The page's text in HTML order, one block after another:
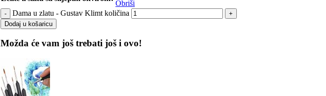
Obriši
Dama u zlatu - Gustav Klimt količina
Dodaj u košaricu
Možda će vam još trebati još i ovo!